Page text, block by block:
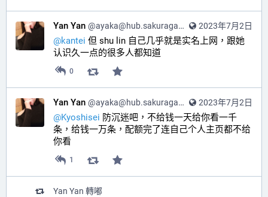
2023年7月2日
Yan Yan @ayaka@hub.sakuragawa.moe
@kantei 但 shu lin 自己几乎就是实名上网，跟她
认识久一点的很多人都知道
0
2023年7月2日
Yan Yan @ayaka@hub.sakuragawa.moe
@Kyoshisei 防沉迷吧，不给钱一天给你看一千
条，给钱一万条，配额完了连自己个人主页都不给
你看
1
Yan Yan 轉嘟